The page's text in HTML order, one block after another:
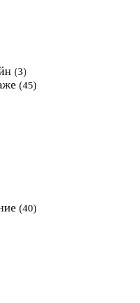
(3)
(45)
(40)